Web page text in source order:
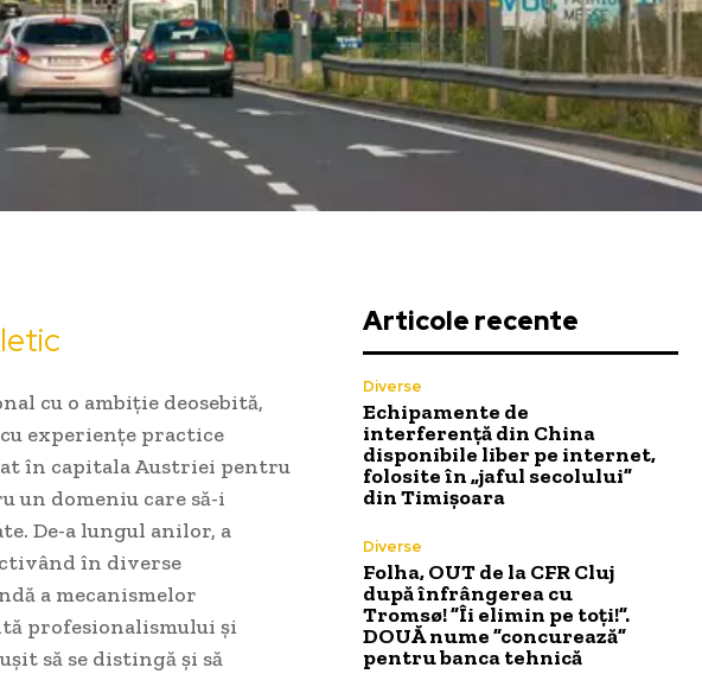
cu o ambiție deosebită,
experiențe practice
în capitala Austriei pentru
un domeniu care să-i
De-a lungul anilor, a
în diverse
a mecanismelor
profesionalismului și
să se distingă și să
Articole recente
Diverse
Echipamente de
interferență din China
disponibile liber pe internet,
folosite în „jaful secolului”
din Timișoara
Diverse
Folha, OUT de la CFR Cluj
după înfrângerea cu
Tromsø! ”Îi elimin pe toți!”.
DOUĂ nume ”concurează”
pentru banca tehnică